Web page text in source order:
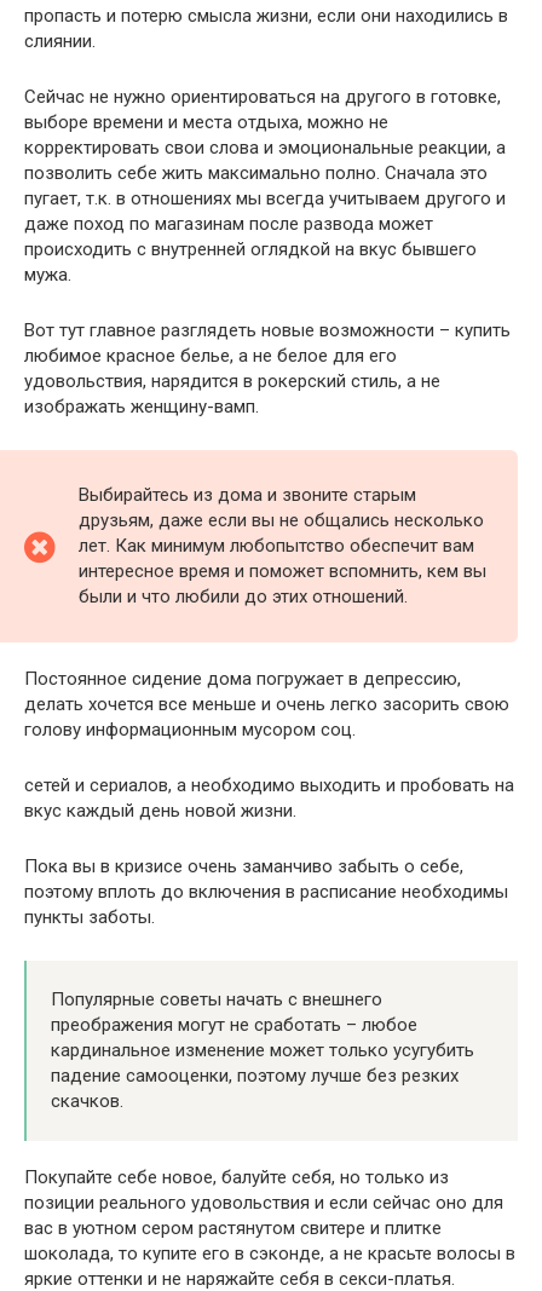
пропасть и потерю смысла жизни, если они находились в
слиянии.
Сейчас не нужно ориентироваться на другого в готовке,
выборе времени и места отдыха, можно не
корректировать свои слова и эмоциональные реакции, а
позволить себе жить максимально полно. Сначала это
пугает, т.к. в отношениях мы всегда учитываем другого и
даже поход по магазинам после развода может
происходить с внутренней оглядкой на вкус бывшего
мужа.
Вот тут главное разглядеть новые возможности – купить
любимое красное белье, а не белое для его
удовольствия, нарядится в рокерский стиль, а не
изображать женщину-вамп.
Выбирайтесь из дома и звоните старым
друзьям, даже если вы не общались несколько
лет. Как минимум любопытство обеспечит вам
интересное время и поможет вспомнить, кем вы
были и что любили до этих отношений.
Постоянное сидение дома погружает в депрессию,
делать хочется все меньше и очень легко засорить свою
голову информационным мусором соц.
сетей и сериалов, а необходимо выходить и пробовать на
вкус каждый день новой жизни.
Пока вы в кризисе очень заманчиво забыть о себе,
поэтому вплоть до включения в расписание необходимы
пункты заботы.
Популярные советы начать с внешнего
преображения могут не сработать – любое
кардинальное изменение может только усугубить
падение самооценки, поэтому лучше без резких
скачков.
Покупайте себе новое, балуйте себя, но только из
позиции реального удовольствия и если сейчас оно для
вас в уютном сером растянутом свитере и плитке
шоколада, то купите его в сэконде, а не красьте волосы в
яркие оттенки и не наряжайте себя в секси-платья.